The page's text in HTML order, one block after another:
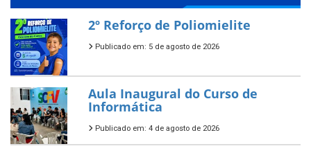
2º Reforço de Poliomielite
Publicado em: 5 de agosto de 2026
Aula Inaugural do Curso de
Informática
Publicado em: 4 de agosto de 2026